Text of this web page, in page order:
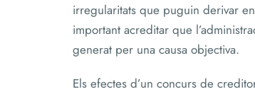
irregularitats que puguin derivar
important acreditar que
generat per una causa objectiva.
Els efectes d’un concurs de